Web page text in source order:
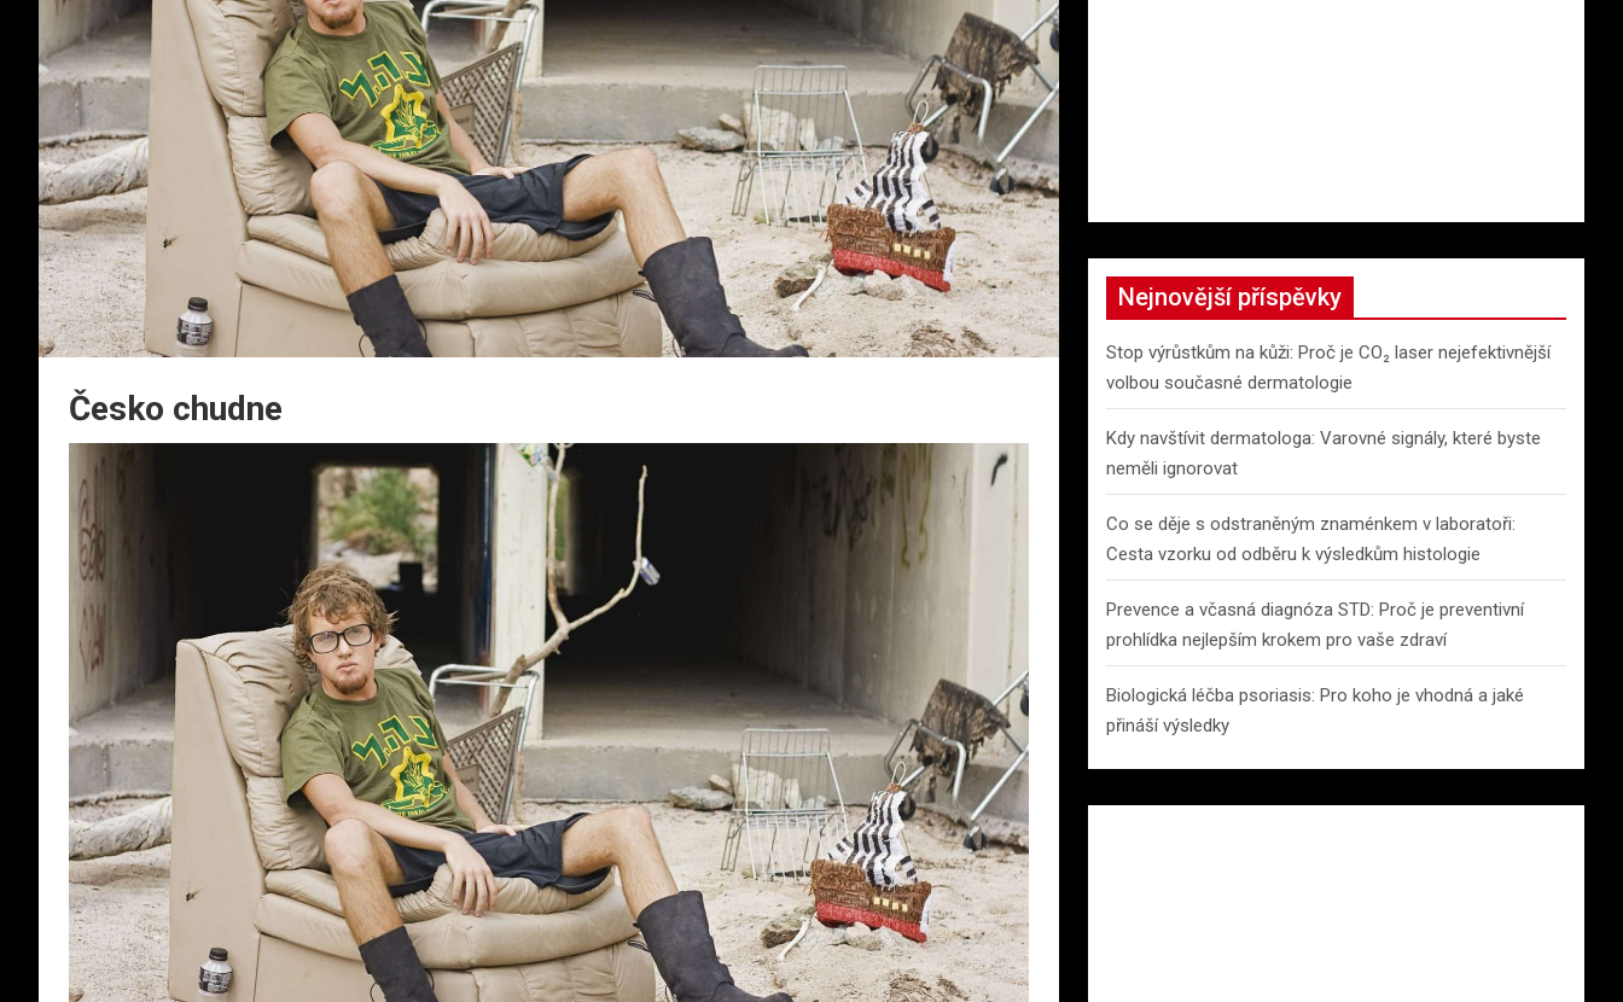
Česko chudne
Nejnovější příspěvky
Stop výrůstkům na kůži: Proč je CO₂ laser nejefektivnější
volbou současné dermatologie
Kdy navštívit dermatologa: Varovné signály, které byste
neměli ignorovat
Co se děje s odstraněným znaménkem v laboratoři:
Cesta vzorku od odběru k výsledkům histologie
Prevence a včasná diagnóza STD: Proč je preventivní
prohlídka nejlepším krokem pro vaše zdraví
Biologická léčba psoriasis: Pro koho je vhodná a jaké
přináší výsledky